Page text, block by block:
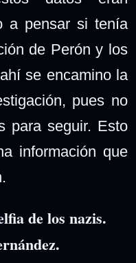
a pensar si tenía
de Perón y los
se encamino la
pues no
para seguir. Esto
información que
de los nazis.